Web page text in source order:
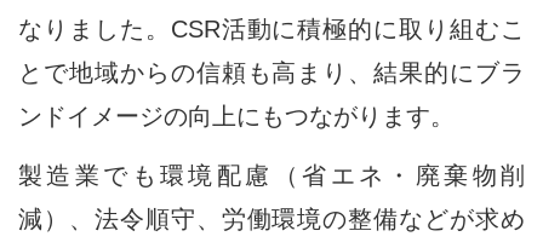
なりました。CSR活動に積極的に取り組むこ
とで地域からの信頼も高まり、結果的にブラ
ンドイメージの向上にもつながります。
製造業でも環境配慮（省エネ・廃棄物削
減）、法令順守、労働環境の整備などが求め